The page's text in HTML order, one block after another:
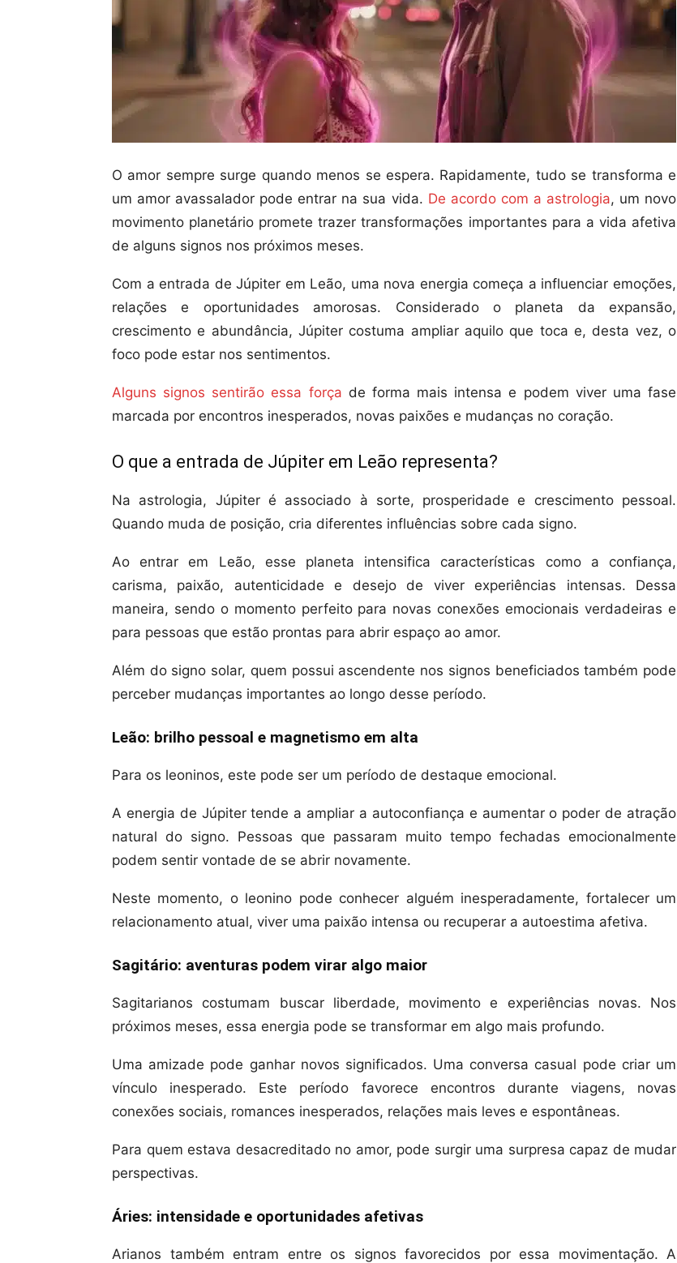
O amor sempre surge quando menos se espera. Rapidamente, tudo se transforma e
um amor avassalador pode entrar na sua vida. De acordo com a astrologia, um novo
movimento planetário promete trazer transformações importantes para a vida afetiva
de alguns signos nos próximos meses.
Com a entrada de Júpiter em Leão, uma nova energia começa a influenciar emoções,
relações e oportunidades amorosas. Considerado o planeta da expansão,
crescimento e abundância, Júpiter costuma ampliar aquilo que toca e, desta vez, o
foco pode estar nos sentimentos.
Alguns signos sentirão essa força de forma mais intensa e podem viver uma fase
marcada por encontros inesperados, novas paixões e mudanças no coração.
O que a entrada de Júpiter em Leão representa?
Na astrologia, Júpiter é associado à sorte, prosperidade e crescimento pessoal.
Quando muda de posição, cria diferentes influências sobre cada signo.
Ao entrar em Leão, esse planeta intensifica características como a confiança,
carisma, paixão, autenticidade e desejo de viver experiências intensas. Dessa
maneira, sendo o momento perfeito para novas conexões emocionais verdadeiras e
para pessoas que estão prontas para abrir espaço ao amor.
Além do signo solar, quem possui ascendente nos signos beneficiados também pode
perceber mudanças importantes ao longo desse período.
Leão: brilho pessoal e magnetismo em alta
Para os leoninos, este pode ser um período de destaque emocional.
A energia de Júpiter tende a ampliar a autoconfiança e aumentar o poder de atração
natural do signo. Pessoas que passaram muito tempo fechadas emocionalmente
podem sentir vontade de se abrir novamente.
Neste momento, o leonino pode conhecer alguém inesperadamente, fortalecer um
relacionamento atual, viver uma paixão intensa ou recuperar a autoestima afetiva.
Sagitário: aventuras podem virar algo maior
Sagitarianos costumam buscar liberdade, movimento e experiências novas. Nos
próximos meses, essa energia pode se transformar em algo mais profundo.
Uma amizade pode ganhar novos significados. Uma conversa casual pode criar um
vínculo inesperado. Este período favorece encontros durante viagens, novas
conexões sociais, romances inesperados, relações mais leves e espontâneas.
Para quem estava desacreditado no amor, pode surgir uma surpresa capaz de mudar
perspectivas.
Áries: intensidade e oportunidades afetivas
Arianos também entram entre os signos favorecidos por essa movimentação. A